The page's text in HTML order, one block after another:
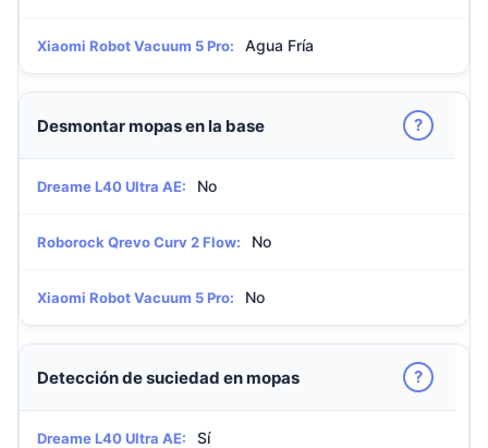
Xiaomi Robot Vacuum 5 Pro: Agua Fría
Desmontar mopas en la base ?
Dreame L40 Ultra AE: No
Roborock Qrevo Curv 2 Flow: No
Xiaomi Robot Vacuum 5 Pro: No
Detección de suciedad en mopas ?
Dreame L40 Ultra AE: Sí